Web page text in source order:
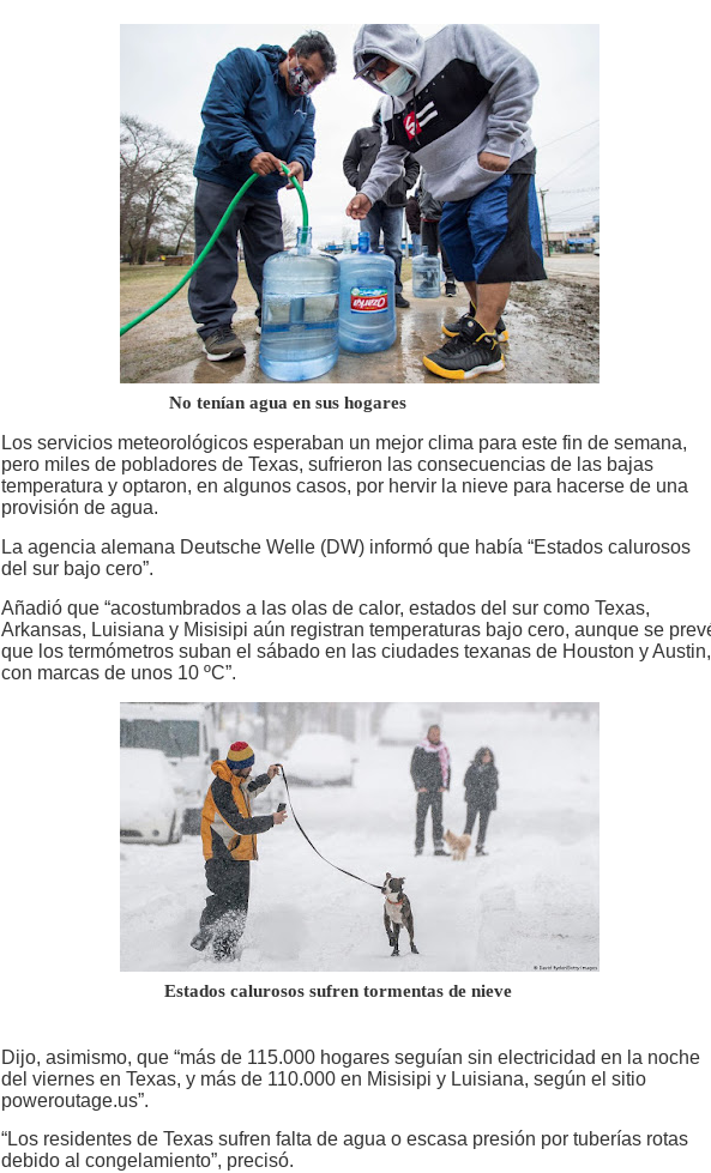
No tenían agua en sus hogares
Los servicios meteorológicos esperaban un mejor clima para este fin de semana,
pero miles de pobladores de Texas, sufrieron las consecuencias de las bajas
temperatura y optaron, en algunos casos, por hervir la nieve para hacerse de una
provisión de agua.
La agencia alemana Deutsche Welle (DW) informó que había “Estados calurosos
del sur bajo cero”.
Añadió que “acostumbrados a las olas de calor, estados del sur como Texas,
Arkansas, Luisiana y Misisipi aún registran temperaturas bajo cero, aunque se
que los termómetros suban el sábado en las ciudades texanas de Houston y Austin,
con marcas de unos 10 ºC”.
Estados calurosos sufren tormentas de nieve
Dijo, asimismo, que “más de 115.000 hogares seguían sin electricidad en la noche
del viernes en Texas, y más de 110.000 en Misisipi y Luisiana, según el sitio
poweroutage.us”.
“Los residentes de Texas sufren falta de agua o escasa presión por tuberías rotas
debido al congelamiento”, precisó.